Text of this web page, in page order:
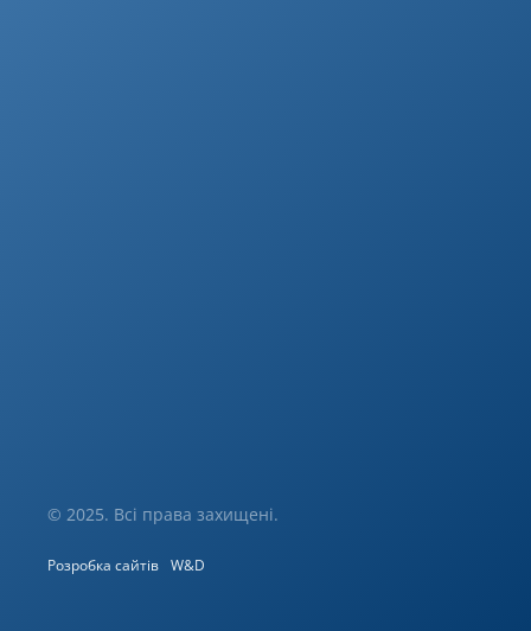
© 2025. Всі права захищені.
Розробка сайтів W&D